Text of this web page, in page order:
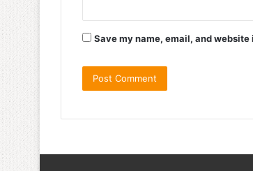
Save my name, email, and